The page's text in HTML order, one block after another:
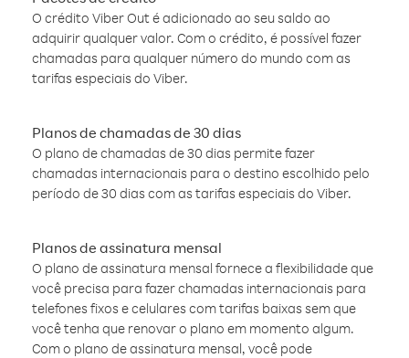
O crédito Viber Out é adicionado ao seu saldo ao
adquirir qualquer valor. Com o crédito, é possível fazer
chamadas para qualquer número do mundo com as
tarifas especiais do Viber.
Planos de chamadas de 30 dias
O plano de chamadas de 30 dias permite fazer
chamadas internacionais para o destino escolhido pelo
período de 30 dias com as tarifas especiais do Viber.
Planos de assinatura mensal
O plano de assinatura mensal fornece a flexibilidade que
você precisa para fazer chamadas internacionais para
telefones fixos e celulares com tarifas baixas sem que
você tenha que renovar o plano em momento algum.
Com o plano de assinatura mensal, você pode